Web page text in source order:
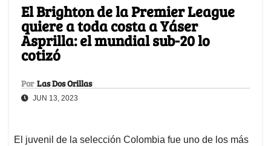
El Brighton de la Premier League
quiere a toda costa a Yáser
Asprilla: el mundial sub-20 lo
cotizó
Por Las Dos Orillas
JUN 13, 2023
El juvenil de la selección Colombia fue uno de los más